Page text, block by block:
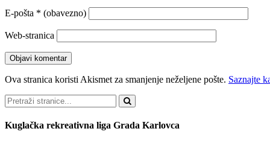
E-pošta * (obavezno)
Web-stranica
Ova stranica koristi Akismet za smanjenje neželjene pošte. Saznajte
Pretraži
Kuglačka rekreativna liga Grada Karlovca